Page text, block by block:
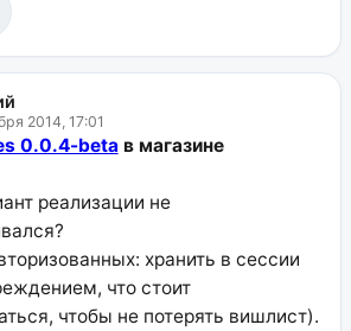
2014, 17:01
0.0.4-beta в магазине
реализации не
хранить в сессии
что стоит
чтобы не потерять вишлист).